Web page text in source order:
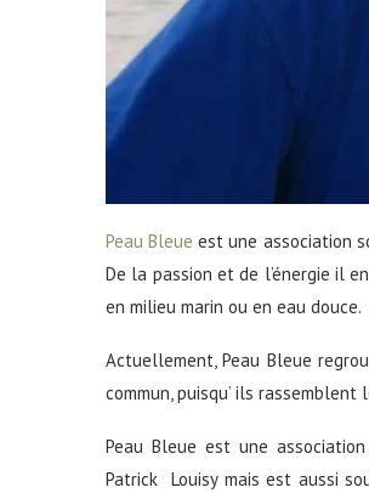
Peau Bleue est une association
De la passion et de l’énergie il
en milieu marin ou en eau douce.
Actuellement, Peau Bleue
commun, puisqu’ ils rassemblent
Peau Bleue est une
Patrick Louisy mais est aussi